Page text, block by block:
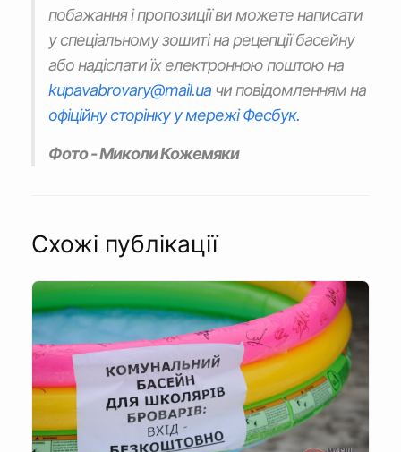
побажання і пропозиції ви можете написати
у спеціальному зошиті на рецепції басейну
або надіслати їх електронною поштою на
kupavabrovary@mail.ua чи повідомленням на
офіційну сторінку у мережі Фесбук.
Фото - Миколи Кожемяки
Схожі публікації